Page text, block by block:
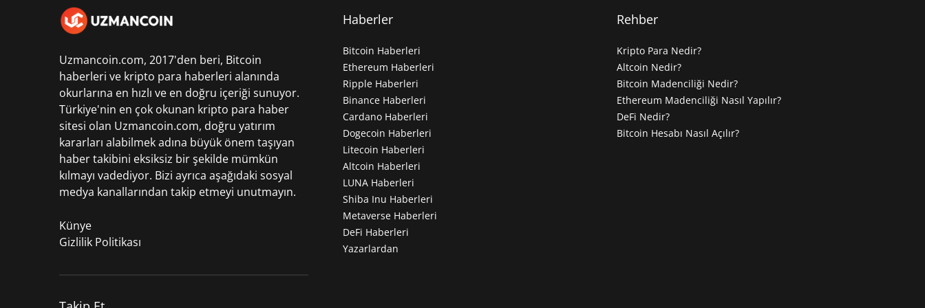
Uzmancoin.com, 2017'den beri, Bitcoin
haberleri ve kripto para haberleri alanında
okurlarına en hızlı ve en doğru içeriği sunuyor.
Türkiye'nin en çok okunan kripto para haber
sitesi olan Uzmancoin.com, doğru yatırım
kararları alabilmek adına büyük önem taşıyan
haber takibini eksiksiz bir şekilde mümkün
kılmayı vadediyor. Bizi ayrıca aşağıdaki sosyal
medya kanallarından takip etmeyi unutmayın.
Künye
Gizlilik Politikası
Haberler
Bitcoin Haberleri
Ethereum Haberleri
Ripple Haberleri
Binance Haberleri
Cardano Haberleri
Dogecoin Haberleri
Litecoin Haberleri
Altcoin Haberleri
LUNA Haberleri
Shiba Inu Haberleri
Metaverse Haberleri
DeFi Haberleri
Yazarlardan
Rehber
Kripto Para Nedir?
Altcoin Nedir?
Bitcoin Madenciliği Nedir?
Ethereum Madenciliği Nasıl Yapılır?
DeFi Nedir?
Bitcoin Hesabı Nasıl Açılır?